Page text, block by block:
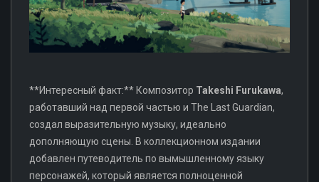
**Интересный факт:** Композитор Takeshi Furukawa,
работавший над первой частью и The Last Guardian,
создал выразительную музыку, идеально
дополняющую сцены. В коллекционном издании
добавлен путеводитель по вымышленному языку
персонажей, который является полноценной